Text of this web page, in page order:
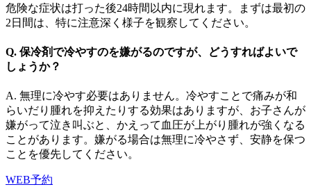
危険な症状は打った後24時間以内に現れます。まずは最初の
2日間は、特に注意深く様子を観察してください。
Q. 保冷剤で冷やすのを嫌がるのですが、どうすればよいで
しょうか？
A. 無理に冷やす必要はありません。冷やすことで痛みが和
らいだり腫れを抑えたりする効果はありますが、お子さんが
嫌がって泣き叫ぶと、かえって血圧が上がり腫れが強くなる
ことがあります。嫌がる場合は無理に冷やさず、安静を保つ
ことを優先してください。
WEB予約